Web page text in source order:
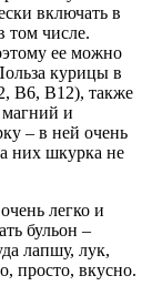
включать в
том числе.
ее можно
курицы в
В6, В12), также
магний и
– в ней очень
них шкурка не
легко и
бульон –
лапшу, лук,
просто, вкусно.